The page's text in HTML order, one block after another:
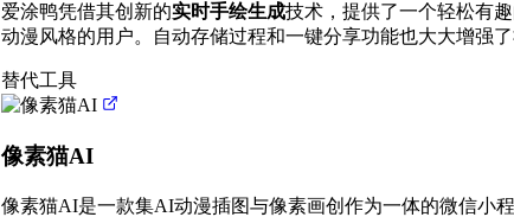
爱涂鸭凭借其创新的实时手绘生成技术，提供了一个轻松有
动漫风格的用户。自动存储过程和一键分享功能也大大增强
替代工具
像素猫AI
像素猫AI是一款集AI动漫插图与像素画创作为一体的微信小